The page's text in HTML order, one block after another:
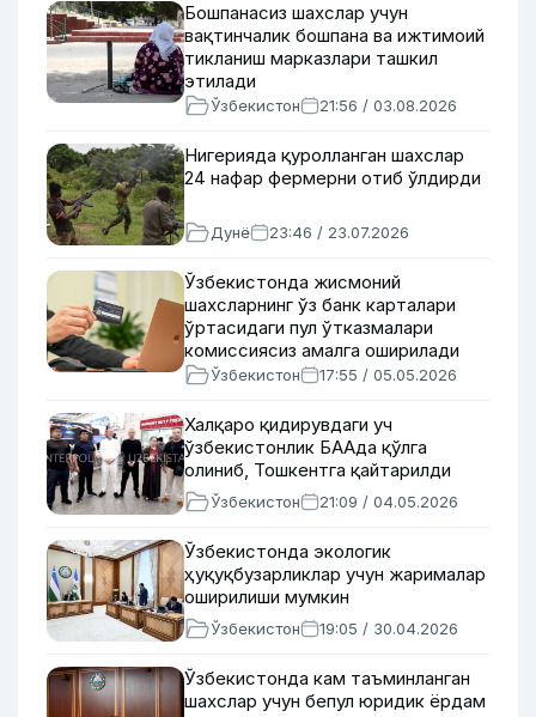
Бошпанасиз шахслар учун
вақтинчалик бошпана ва ижтимоий
тикланиш марказлари ташкил
этилади
Ўзбекистон 21:56 / 03.08.2026
Нигерияда қуролланган шахслар
24 нафар фермерни отиб ўлдирди
Дунё 23:46 / 23.07.2026
Ўзбекистонда жисмоний
шахсларнинг ўз банк карталари
ўртасидаги пул ўтказмалари
комиссиясиз амалга оширилади
Ўзбекистон 17:55 / 05.05.2026
Халқаро қидирувдаги уч
ўзбекистонлик БААда қўлга
олиниб, Тошкентга қайтарилди
Ўзбекистон 21:09 / 04.05.2026
Ўзбекистонда экологик
ҳуқуқбузарликлар учун жарималар
оширилиши мумкин
Ўзбекистон 19:05 / 30.04.2026
Ўзбекистонда кам таъминланган
шахслар учун бепул юридик ёрдам